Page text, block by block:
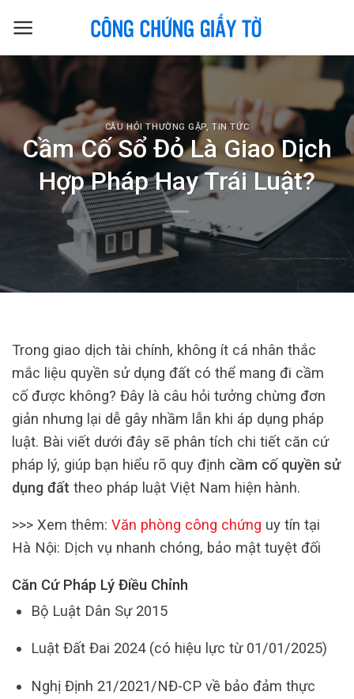
CÂU HỎI THƯỜNG GẶP,TIN TỨC
Cầm Cố Sổ Đỏ Là Giao Dịch
Hợp Pháp Hay Trái Luật?
Trong giao dịch tài chính, không ít cá nhân thắc
mắc liệu quyền sử dụng đất có thể mang đi cầm
cố được không? Đây là câu hỏi tưởng chừng đơn
giản nhưng lại dễ gây nhầm lẫn khi áp dụng pháp
luật. Bài viết dưới đây sẽ phân tích chi tiết căn cứ
pháp lý, giúp bạn hiểu rõ quy định cầm cố quyền sử
dụng đất theo pháp luật Việt Nam hiện hành.
>>> Xem thêm: Văn phòng công chứng uy tín tại
Hà Nội: Dịch vụ nhanh chóng, bảo mật tuyệt đối
Căn Cứ Pháp Lý Điều Chỉnh
Bộ Luật Dân Sự 2015
Luật Đất Đai 2024 (có hiệu lực từ 01/01/2025)
Nghị Định 21/2021/NĐ-CP về bảo đảm thực